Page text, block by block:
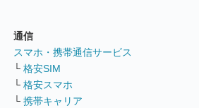
通信
スマホ・携帯通信サービス
└ 格安SIM
└ 格安スマホ
└ 携帯キャリア